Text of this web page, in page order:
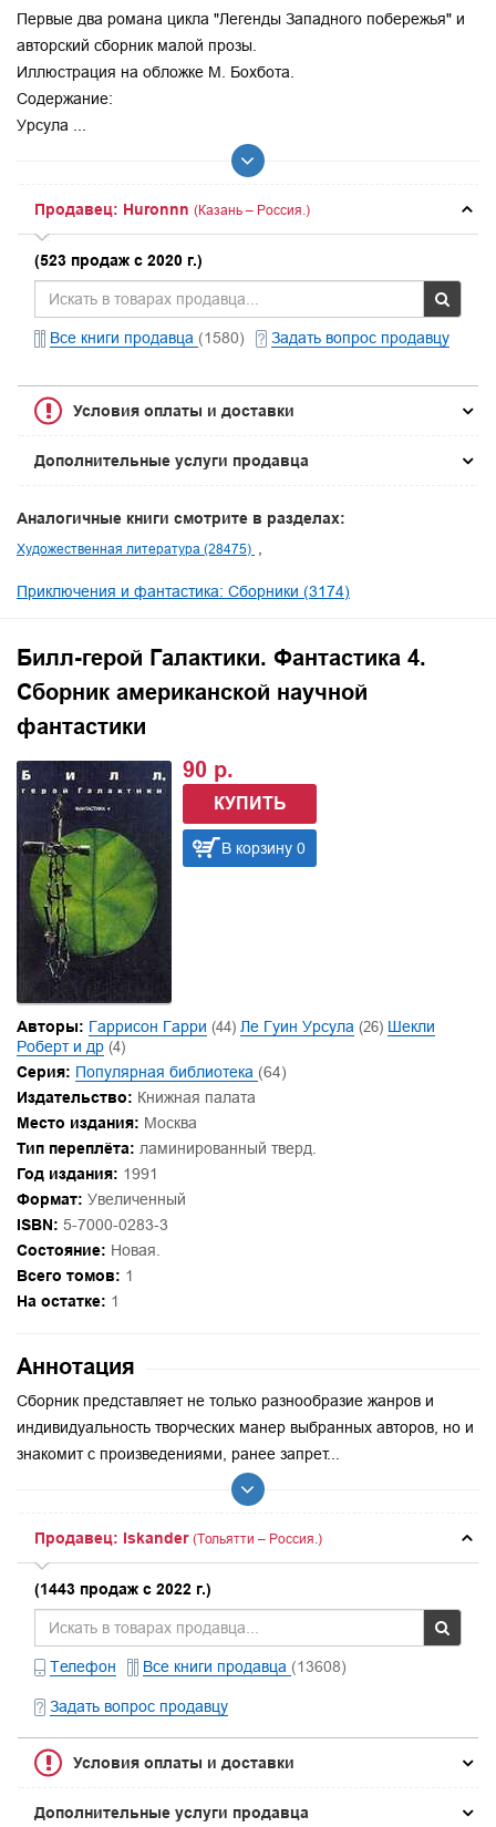
Первые два романа цикла "Легенды Западного побережья" и
авторский сборник малой прозы.
Иллюстрация на обложке М. Бохбота.
Содержание:
Урсула ...
Продавец: Huronnn (Казань – Россия.)
(523 продаж с 2020 г.)
Все книги продавца (1580) Задать вопрос продавцу
Условия оплаты и доставки
Дополнительные услуги продавца
Аналогичные книги смотрите в разделах:
Художественная литература (28475)
Приключения и фантастика: Сборники (3174)
Билл-герой Галактики. Фантастика 4.
Сборник американской научной
фантастики
90 р.
КУПИТЬ
В корзину 0
Авторы: Гаррисон Гарри (44) Ле Гуин Урсула (26) Шекли
Роберт и др (4)
Серия: Популярная библиотека (64)
Издательство: Книжная палата
Место издания: Москва
Тип переплёта: ламинированный тверд.
Год издания: 1991
Формат: Увеличенный
ISBN: 5-7000-0283-3
Состояние: Новая.
Всего томов: 1
На остатке: 1
Аннотация
Сборник представляет не только разнообразие жанров и
индивидуальность творческих манер выбранных авторов, но и
знакомит с произведениями, ранее запрет...
Продавец: Iskander (Тольятти – Россия.)
(1443 продаж с 2022 г.)
Телефон Все книги продавца (13608)
Задать вопрос продавцу
Условия оплаты и доставки
Дополнительные услуги продавца